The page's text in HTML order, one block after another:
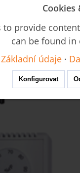
Cookies
to provide
can be found in
Základní údaje ·
Konfigurovat